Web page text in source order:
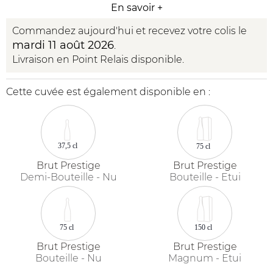
En savoir +
Commandez aujourd'hui et recevez votre colis le
mardi 11 août 2026.
Livraison en Point Relais disponible.
Cette cuvée est également disponible en :
37,5 cl
Brut Prestige
Demi-Bouteille - Nu
75 cl
Brut Prestige
Bouteille - Etui
75 cl
Brut Prestige
Bouteille - Nu
150 cl
Brut Prestige
Magnum - Etui